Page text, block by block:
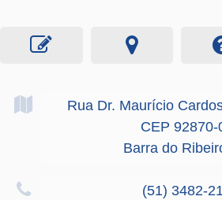
Rua Dr. Maurício
CEP 92870-
Barra do
(51) 3482-